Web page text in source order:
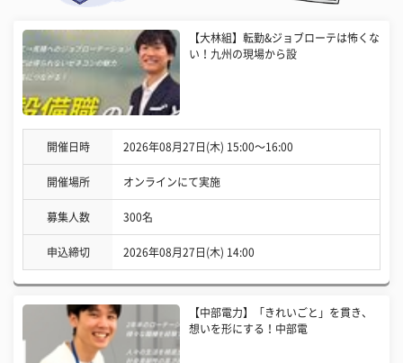
【大林組】転勤&ジョブローテは怖くな
い！九州の現場から設
開催日時 2026年08月27日(木) 15:00〜16:00
開催場所 オンラインにて実施
募集人数 300名
申込締切 2026年08月27日(木) 14:00
【中部電力】「きれいごと」を貫き、
想いを形にする！中部電